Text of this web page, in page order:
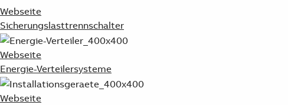
Webseite
Sicherungslasttrennschalter
Webseite
Energie-Verteilersysteme
Webseite